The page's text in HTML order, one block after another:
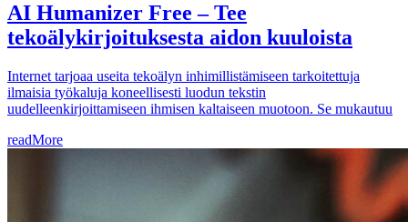
AI Humanizer Free – Tee
tekoälykirjoituksesta aidon kuuloista
Internet tarjoaa useita tekoälyn inhimillistämiseen tarkoitettuja
ilmaisia työkaluja koneellisesti luodun tekstin
uudelleenkirjoittamiseen ihmisen kaltaiseen muotoon. Se mukautuu
readMore